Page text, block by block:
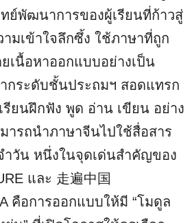
ย์พัฒนาการของผู้เรียนที่ก้าวสู่
มเข้าใจลึกซึ้ง ใช้ภาษาที่ถูก
เนื้อหาออกแบบอย่างเป็น
กระดับชั้นประถมฯ สอดแทรก
รียนฝึกฟัง พูด อ่าน เขียน อย่าง
ารถนำภาษาจีนไปใช้สื่อสาร
ำวัน หนึ่งในจุดเด่นสำคัญของ
และ 走遍中国
คือการออกแบบให้มี “โมดูล